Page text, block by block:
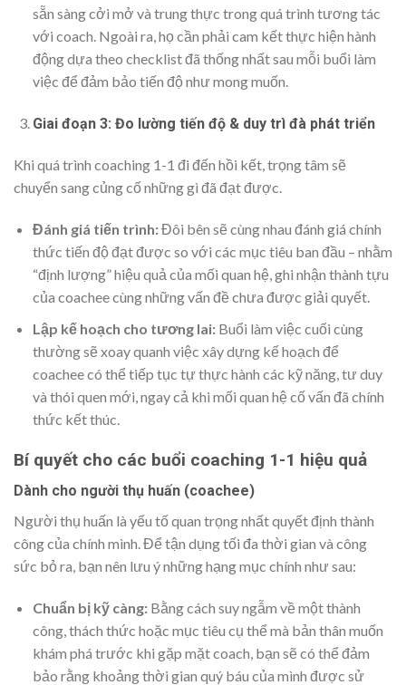
sẵn sàng cởi mở và trung thực trong quá trình tương tác
với coach. Ngoài ra, họ cần phải cam kết thực hiện hành
động dựa theo checklist đã thống nhất sau mỗi buổi làm
việc để đảm bảo tiến độ như mong muốn.
Giai đoạn 3: Đo lường tiến độ & duy trì đà phát triển
Khi quá trình coaching 1-1 đi đến hồi kết, trọng tâm sẽ
chuyển sang củng cố những gì đã đạt được.
Đánh giá tiến trình:Đôi bên sẽ cùng nhau đánh giá chính
thức tiến độ đạt được so với các mục tiêu ban đầu – nhằm
“định lượng” hiệu quả của mối quan hệ, ghi nhận thành tựu
của coachee cùng những vấn đề chưa được giải quyết.
Lập kế hoạch cho tương lai:Buổi làm việc cuối cùng
thường sẽ xoay quanh việc xây dựng kế hoạch để
coachee có thể tiếp tục tự thực hành các kỹ năng, tư duy
và thói quen mới, ngay cả khi mối quan hệ cố vấn đã chính
thức kết thúc.
Bí quyết cho các buổi coaching 1-1 hiệu quả
Dành cho người thụ huấn (coachee)
Người thụ huấn là yếu tố quan trọng nhất quyết định thành
công của chính mình. Để tận dụng tối đa thời gian và công
sức bỏ ra, bạn nên lưu ý những hạng mục chính như sau:
Chuẩn bị kỹ càng:Bằng cách suy ngẫm về một thành
công, thách thức hoặc mục tiêu cụ thể mà bản thân muốn
khám phá trước khi gặp mặt coach, bạn sẽ có thể đảm
bảo rằng khoảng thời gian quý báu của mình được sử